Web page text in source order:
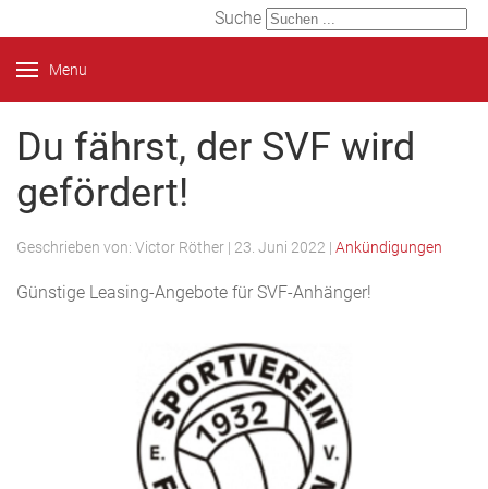
Suche
Menu
Du fährst, der SVF wird
gefördert!
Geschrieben von: Victor Röther | 23. Juni 2022 | Ankündigungen
Günstige Leasing-Angebote für SVF-Anhänger!